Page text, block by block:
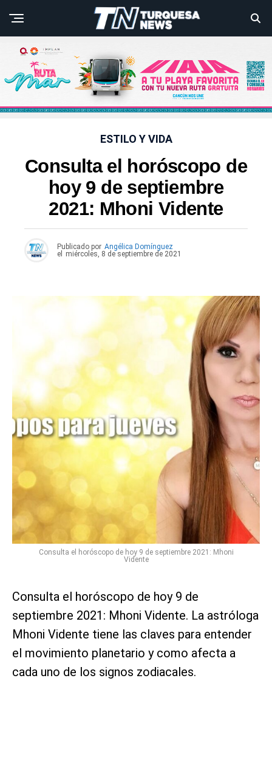
ESTILO Y VIDA
Consulta el horóscopo de
hoy 9 de septiembre
2021: Mhoni Vidente
Publicado por Angélica Domínguez
el
miércoles, 8 de septiembre de 2021
Consulta el horóscopo de hoy 9 de septiembre 2021: Mhoni
Vidente
Consulta el horóscopo de hoy 9 de
septiembre 2021: Mhoni Vidente. La astróloga
Mhoni Vidente tiene las claves para entender
el movimiento planetario y como afecta a
cada uno de los signos zodiacales.